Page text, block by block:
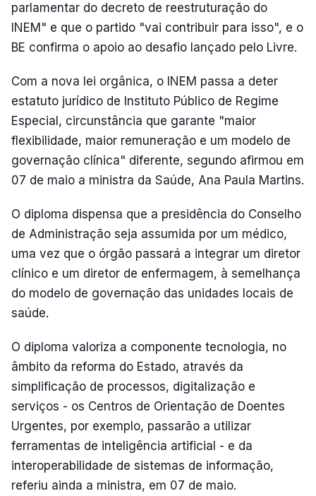
parlamentar do decreto de reestruturação do
INEM" e que o partido "vai contribuir para isso", e o
BE confirma o apoio ao desafio lançado pelo Livre.
Com a nova lei orgânica, o INEM passa a deter
estatuto jurídico de Instituto Público de Regime
Especial, circunstância que garante "maior
flexibilidade, maior remuneração e um modelo de
governação clínica" diferente, segundo afirmou em
07 de maio a ministra da Saúde, Ana Paula Martins.
O diploma dispensa que a presidência do Conselho
de Administração seja assumida por um médico,
uma vez que o órgão passará a integrar um diretor
clínico e um diretor de enfermagem, à semelhança
do modelo de governação das unidades locais de
saúde.
O diploma valoriza a componente tecnologia, no
âmbito da reforma do Estado, através da
simplificação de processos, digitalização e
serviços - os Centros de Orientação de Doentes
Urgentes, por exemplo, passarão a utilizar
ferramentas de inteligência artificial - e da
interoperabilidade de sistemas de informação,
referiu ainda a ministra, em 07 de maio.